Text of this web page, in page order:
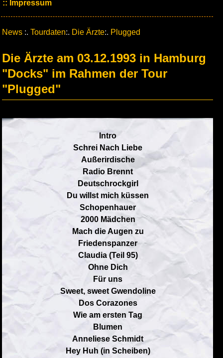
Impressum
News :. Tourdaten:. Die Ärzte:. Plugged
Die Ärzte am 03.12.1993 in Hamburg
"Docks" im Rahmen der Tour
"Plugged"
Intro
Schrei Nach Liebe
Außerirdische
Radio Brennt
Deutschrockgirl
Du willst mich küssen
Schopenhauer
2000 Mädchen
Mach die Augen zu
Friedenspanzer
Claudia (Teil 95)
Ohne Dich
Für uns
Sweet, sweet Gwendoline
Dos Corazones
Wie am ersten Tag
Blumen
Anneliese Schmidt
Hey Huh (in Scheiben)